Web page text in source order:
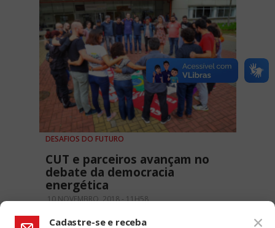
DESAFIOS DO FUTURO
CUT e parceiros avançam no
debate da democracia
energética
10 NOVEMBRO, 2018 - 11H58
Cadastre-se e receba